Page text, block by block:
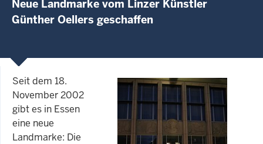
Neue Landmarke vom Linzer Künstler
Günther Oellers geschaffen
Seit dem 18.
November 2002
gibt es in Essen
eine neue
Landmarke: Die